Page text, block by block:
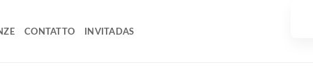
CONTATTO INVITADAS